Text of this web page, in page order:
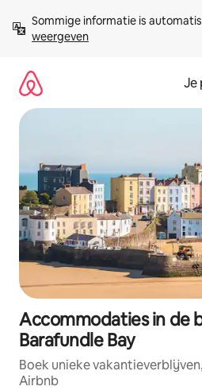
direct
naar
Sommige informatie is
weergeven
Je
Accommodaties in de
Barafundle Bay
Boek unieke
Airbnb